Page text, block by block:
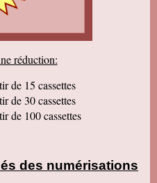
tous mes
continuation. Bien
et je suis très
un peu septique vu
Cordialement
de votre travail.
bien.
réduction:
de 15 cassettes
de 30 cassettes
de 100 cassettes
des numérisations